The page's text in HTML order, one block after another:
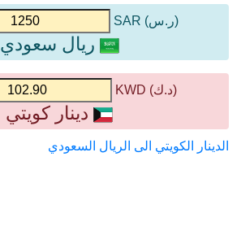
(ر.س) SAR
ريال سعودي
(د.ك) KWD
دينار كويتي
الدينار الكويتي الى الريال السعودي